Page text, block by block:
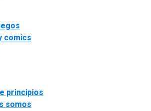
comics
principios
somos